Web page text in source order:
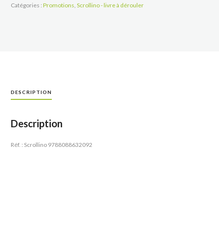
Catégories :Promotions,Scrollino - livre à dérouler
DESCRIPTION
Description
Réf. : Scrollino 9788088632092